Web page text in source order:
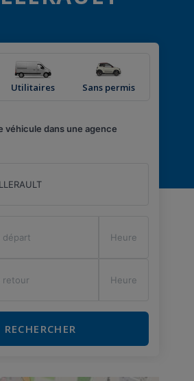
Utilitaires Sans permis
véhicule dans une agence
RECHERCHER